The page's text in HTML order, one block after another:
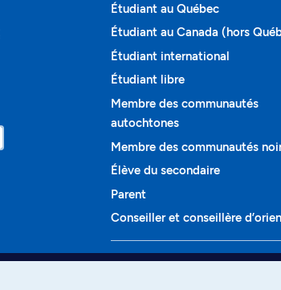
Étudiant au Québec
Étudiant au Canada (hors
Étudiant international
Étudiant libre
Membre des communautés
autochtones
Membre des communautés
Élève du secondaire
Parent
Conseiller et conseillère
Programmes et cours